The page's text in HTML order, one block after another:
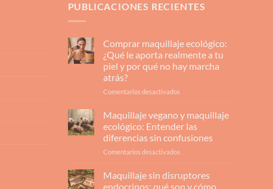
PUBLICACIONES RECIENTES
Comprar maquillaje ecológico:
¿Qué le aporta realmente a tu
piel y por qué no hay marcha
atrás?
Comentarios desactivadosen
ecológico:
¿Qué
le
aporta
tu
Maquillaje vegano y maquillaje
ecológico: Entender las
diferencias sin confusiones
Comentarios desactivadosen
vegano
y
Maquillaje sin disruptores
endocrinos: qué son y cómo